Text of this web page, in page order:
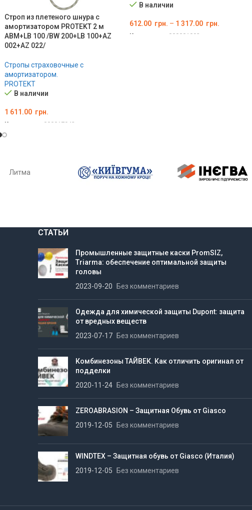
Строп из плетеного шнура с
амортизатором PROTEKT 2 м
ABM+LB 100 /BW 200+LB 100+AZ
002+AZ 022/
Стропы страховочные с
амортизатором.
PROTEKT
В наличии
1 611.00 грн.
Код товара: 000017943
В наличии
612.00 грн. – 1 317.00 грн.
Код товара: 000001093
Литма
СТАТЬИ
Промышленные защитные каски PromSIZ,
Triarma: обеспечение оптимальной защиты
головы
2023-09-20
Без комментариев
Одежда для химической защиты Dupont: защита
от вредных веществ
2023-07-17
Без комментариев
Комбинезоны ТАЙВЕК. Как отличить оригинал от
подделки
2020-11-24
Без комментариев
ZEROABRASION – Защитная Обувь от Giasco
2019-12-05
Без комментариев
WINDTEX – Защитная обувь от Giasco (Италия)
2019-12-05
Без комментариев